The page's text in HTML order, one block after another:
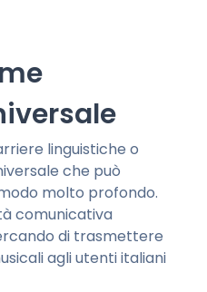
linguistiche o
che può
molto profondo.
comunicativa
di trasmettere
agli utenti italiani